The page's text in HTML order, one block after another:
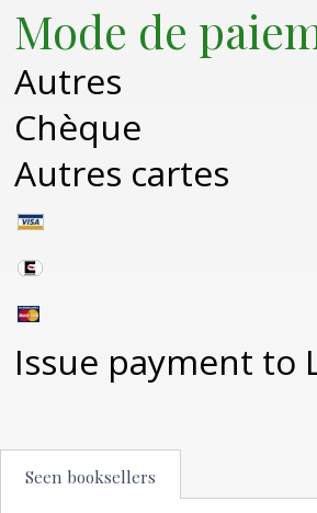
Mode de
Autres
Chèque
Autres cartes
Issue payment to
Seen booksellers